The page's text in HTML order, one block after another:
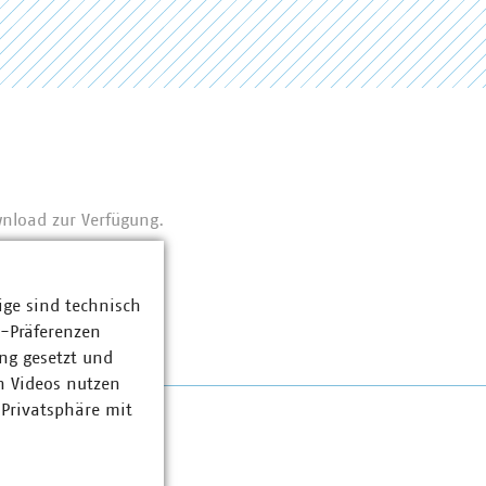
zur Verfügung.
sind technisch
gesetzt und
Videos nutzen
mit